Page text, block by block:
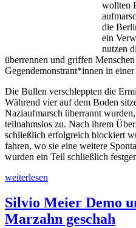
wollten
die
ein
nutzen
überrennen und griffen
Gegendemonstrant*innen in
Die Bullen verschleppten die
Während vier auf dem Boden
Naziaufmarsch überrannt
teilnahmslos zu. Nach ihrem
schließlich erfolgreich blockiert
fahren, wo sie eine weitere
wurden ein Teil schließlich
weiterlesen
Silvio Meier Demo
Marzahn geschah